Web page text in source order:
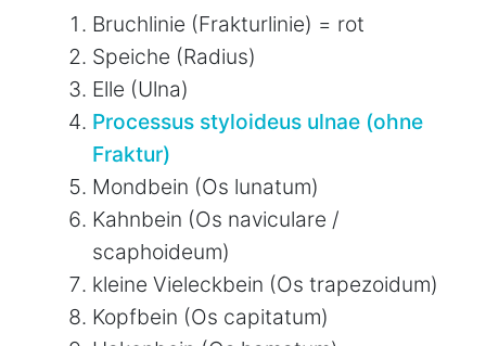
Bruchlinie (Frakturlinie) = rot
Speiche (Radius)
Elle (Ulna)
Processus styloideus ulnae (ohne
Fraktur)
Mondbein (Os lunatum)
Kahnbein (Os naviculare /
scaphoideum)
kleine Vieleckbein (Os trapezoidum)
Kopfbein (Os capitatum)